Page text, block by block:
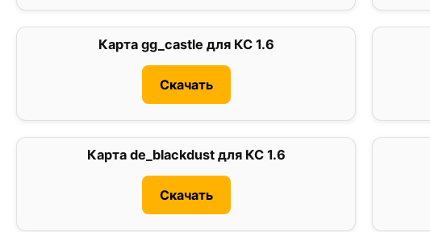
Карта gg_castle для КС 1.6
Скачать
Карта de_blackdust для КС 1.6
Скачать